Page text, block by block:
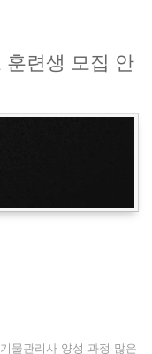
훈련생 모집 안
물관리사 양성 과정 많은